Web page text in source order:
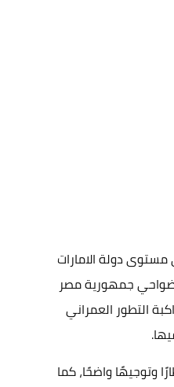
دولة الامارات
ضواحي جمهورية مصر
عالية لمواكبة التطور العمراني
وتوجيهًا واضحًا، كما